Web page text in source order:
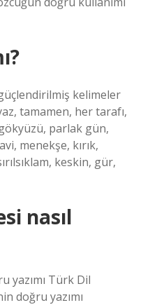
kelimeler
tamamen, her tarafı,
parlak gün,
menekşe, kırık,
keskin, gür,
nasıl
yazımı Türk Dil
doğru yazımı